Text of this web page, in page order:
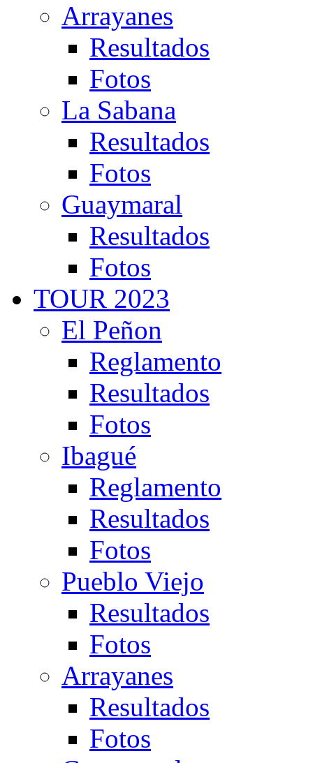
Arrayanes
Resultados
Fotos
La Sabana
Resultados
Fotos
Guaymaral
Resultados
Fotos
TOUR 2023
El Peñon
Reglamento
Resultados
Fotos
Ibagué
Reglamento
Resultados
Fotos
Pueblo Viejo
Resultados
Fotos
Arrayanes
Resultados
Fotos